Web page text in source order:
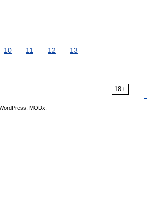
10 11 12 13
18+
MODx.